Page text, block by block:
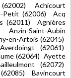
(62002) Achicourt
Petit (62006) Acq
(62011) Agnières
Saint-Aubin
en-Artois (62045)
(62061)
(62064) Ayette
(62072)
Bavincourt